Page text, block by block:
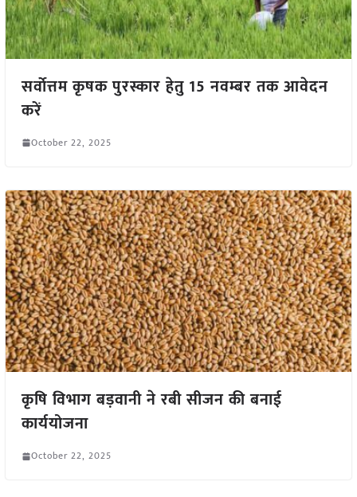
सर्वाेत्तम कृषक पुरस्कार हेतु 15 नवम्बर तक आवेदन
करें
October 22, 2025
कृषि विभाग बड़वानी ने रबी सीजन की बनाई
कार्ययोजना
October 22, 2025